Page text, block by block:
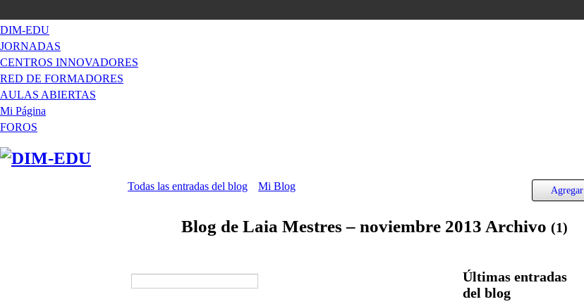
DIM-EDU
JORNADAS
CENTROS INNOVADORES
RED DE FORMADORES
AULAS ABIERTAS
Mi Página
FOROS
Todas las entradas del blog Mi Blog Agregar
Blog de Laia Mestres – noviembre 2013 Archivo (1)
Últimas entradas
del blog